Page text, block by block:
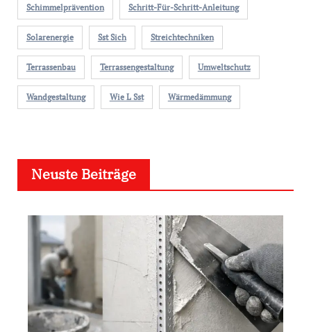
Schimmelprävention Schritt-Für-Schritt-Anleitung
Solarenergie Sst Sich Streichtechniken
Terrassenbau Terrassengestaltung Umweltschutz
Wandgestaltung Wie L Sst Wärmedämmung
Neuste Beiträge